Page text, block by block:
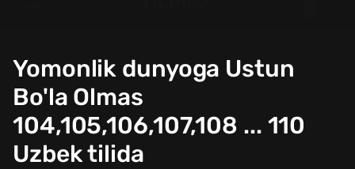
Yomonlik dunyoga Ustun
Bo'la Olmas
104,105,106,107,108 ... 110
Uzbek tilida